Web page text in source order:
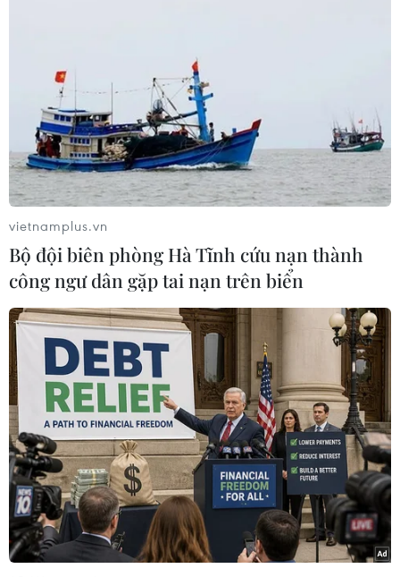
Với chủ đề năm 2024: “Đảm bảo cấp nước sạch
an toàn thích ứng với biến đổi khí hậu,” các
vietnamplus.vn
Bộ đội biên phòng Hà Tĩnh cứu nạn thành
công ngư dân gặp tai nạn trên biển